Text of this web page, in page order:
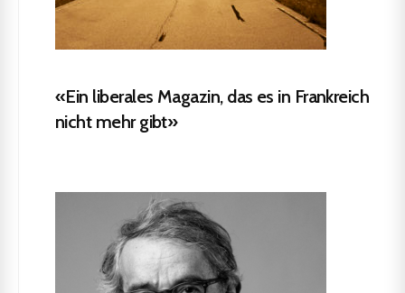
«Ein liberales Magazin, das es in Frankreich
nicht mehr gibt»